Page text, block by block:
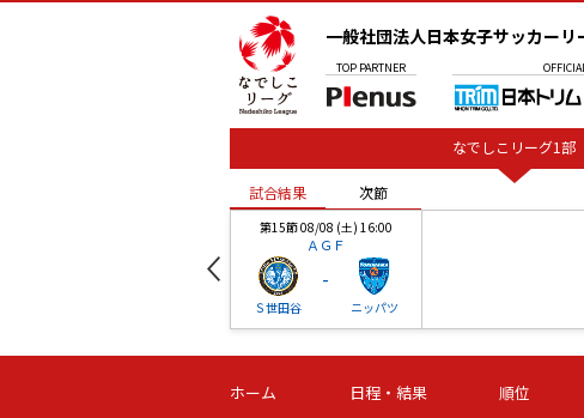
一般社団法人日本女子サッカーリ
TOP PARTNER
なでしこリーグ1部
試合結果 次節
第15節 08/08 (土) 16:00
ＡＧＦ
Ｓ世田谷
-
ニッパツ
第16節 09/05 (土) 15:00
ニッパツ
第16節 09/05 (土) 15:00
石人の星
試合結果 次節
ホーム 日程・結果 順位